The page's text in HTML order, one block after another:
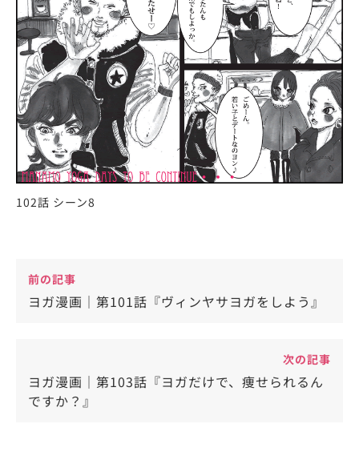
102話 シーン8
前の記事
ヨガ漫画｜第101話『ヴィンヤサヨガをしよう』
次の記事
ヨガ漫画｜第103話『ヨガだけで、痩せられるん
ですか？』